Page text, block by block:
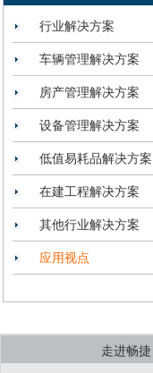
行业解决方案
车辆管理解决方案
房产管理解决方案
设备管理解决方案
低值易耗品解决方案
在建工程解决方案
其他行业解决方案
应用视点
走进畅捷